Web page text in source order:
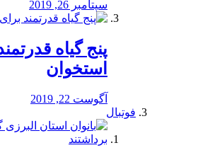
سپتامبر 26, 2019
پنج گیاه
استخوان
آگوست 22, 2019
فوتبال